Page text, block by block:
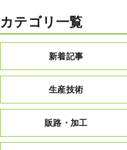
カテゴリ一覧
新着記事
生産技術
販路・加工